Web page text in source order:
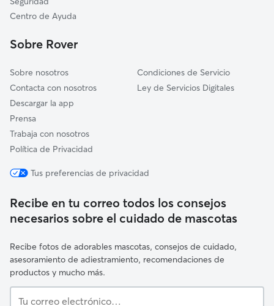
Aranguren
Orkoien
Centro de Ayuda
Sobre Rover
Sobre nosotros
Contacta con nosotros
Descargar la app
Prensa
Trabaja con nosotros
Política de Privacidad
Condiciones de Servicio
Ley de Servicios Digitales
Tus preferencias de privacidad
Recibe en tu correo todos los consejos
necesarios sobre el cuidado de mascotas
Recibe fotos de adorables mascotas, consejos de cuidado,
asesoramiento de adiestramiento, recomendaciones de
productos y mucho más.